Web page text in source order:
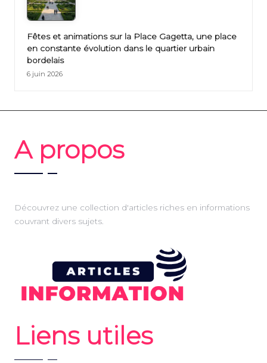
Fêtes et animations sur la Place Gagetta, une place
en constante évolution dans le quartier urbain
bordelais
6 juin 2026
A propos
Découvrez une collection d'articles riches en informations
couvrant divers sujets.
Liens utiles